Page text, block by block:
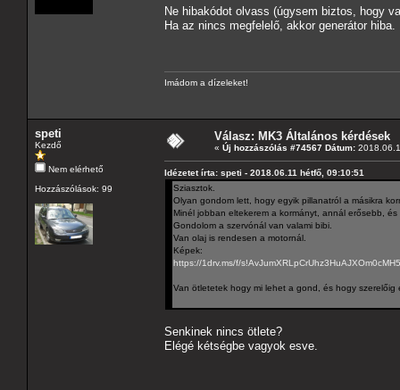
Ne hibakódot olvass (úgysem biztos, hogy
Ha az nincs megfelelő, akkor generátor hiba.
Imádom a dízeleket!
speti
Kezdő
Nem elérhető
Hozzászólások: 99
Válasz: MK3 Általános kérdések
« Új hozzászólás #74567 Dátum:
Idézetet írta: speti - 2018.06.11 hétfő, 09:10:51
Sziasztok.
Olyan gondom lett, hogy egyik pillanatról a másikra
Minél jobban eltekerem a kormányt, annál erősebb, és
Gondolom a szervónál van valami bibi.
Van olaj is rendesen a motornál.
Képek:
https://1drv.ms/f/
Van ötletetek hogy mi lehet a gond, és hogy szerelőig
Senkinek nincs ötlete?
Elégé kétségbe vagyok esve.